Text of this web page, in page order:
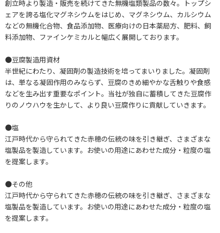
創立時より製造・販売を続けてきた無機塩類製品の数々。トップシ
ェアを誇る塩化マグネシウムをはじめ、マグネシウム、カルシウム
などの無機化合物、食品添加物、医療向けの日本薬局方、肥料、飼
料添加物、ファインケミカルと幅広く展開しております。
●豆腐製造用資材
半世紀にわたり、凝固剤の製造技術を培ってまいりました。凝固剤
は、単なる凝固作用のみならず、豆腐のきめ細やかな舌触りや食感
などを生み出す重要なポイント。当社が独自に蓄積してきた豆腐作
りのノウハウを生かして、より良い豆腐作りに貢献していきます。
●塩
江戸時代から守られてきた赤穂の伝統の味を引き継ぎ、さまざまな
塩製品を製造しています。お使いの用途にあわせた成分・粒度の塩
を提案します。
●その他
江戸時代から守られてきた赤穂の伝統の味を引き継ぎ、さまざまな
塩製品を製造しています。お使いの用途にあわせた成分・粒度の塩
を提案します。